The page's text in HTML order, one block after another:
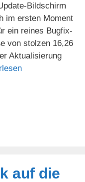
Bildschirm
im ersten Moment
ein reines Bugfix-
von stolzen 16,26
Aktualisierung
auf die